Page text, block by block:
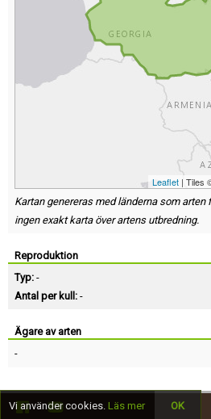
Leaflet | Tiles
Kartan genereras med länderna som arten
ingen exakt karta över artens utbredning.
Reproduktion
Typ: -
Antal per kull: -
Ägare av arten
-
Vi använder cookies. Läs mer OK